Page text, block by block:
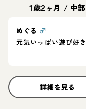
1歳2ヶ月 / 中部
めぐる ♂
元気いっぱい遊び好き
詳細を見る